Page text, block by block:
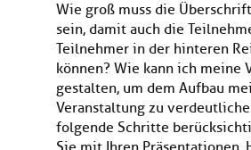
Wie groß muss die
sein, damit auch die
Teilnehmer in der hinteren
können? Wie kann ich meine
gestalten, um dem Aufbau
Veranstaltung zu
folgende Schritte